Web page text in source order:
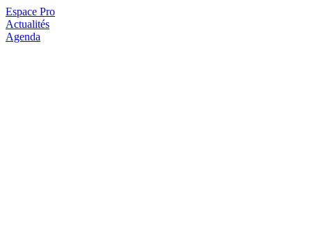
Espace Pro
Actualités
Agenda